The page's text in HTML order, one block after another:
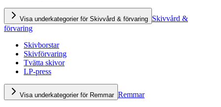
Visa underkategorier för Skivvård & förvaring Skivvård &
förvaring
Skivborstar
Skivförvaring
Tvätta skivor
LP-press
Visa underkategorier för Remmar Remmar